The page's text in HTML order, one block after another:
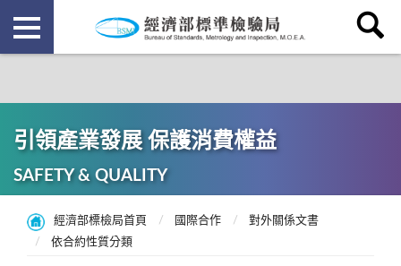
引領產業發展 保護消費權益
SAFETY & QUALITY
經濟部標檢局首頁 國際合作
對外關係文書
依合約性質分類